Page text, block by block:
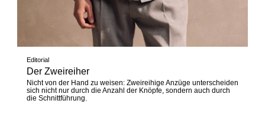
Editorial
Der Zweireiher
Nicht von der Hand zu weisen: Zweireihige Anzüge unterscheiden
sich nicht nur durch die Anzahl der Knöpfe, sondern auch durch
die Schnittführung.